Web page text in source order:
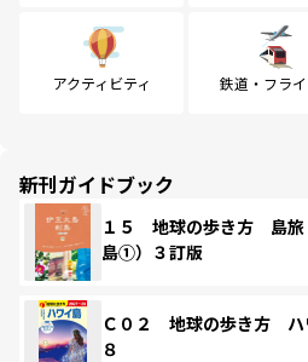
アクティビティ 鉄道・フライ
新刊ガイドブック
１５ 地球の歩き方 島
島①）３訂版
Ｃ０２ 地球の歩き方 ハ
８